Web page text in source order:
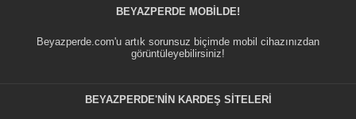
BEYAZPERDE MOBILDE!
Beyazperde.com'u artık sorunsuz biçimde mobil cihazınızdan
görüntüleyebilirsiniz!
BEYAZPERDE'NIN KARDEŞ SİTELERİ